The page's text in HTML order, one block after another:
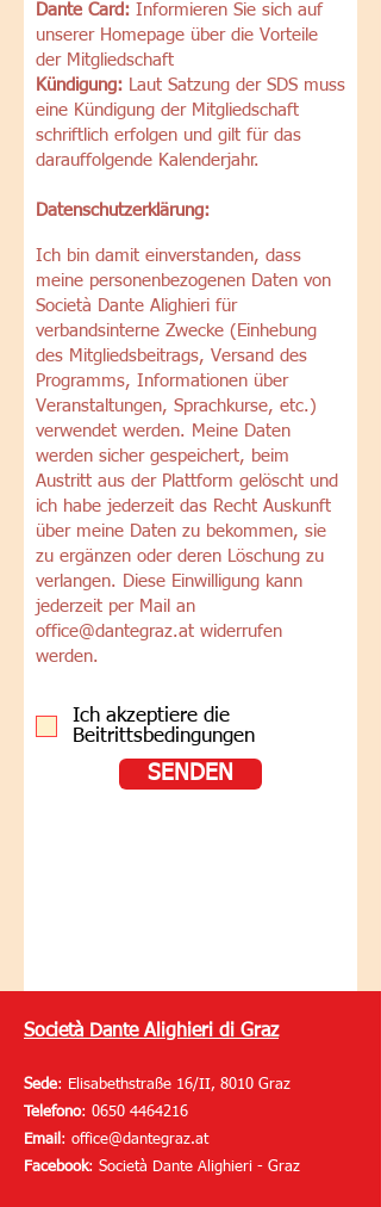
Dante Card: Informieren Sie sich auf
unserer Homepage über die Vorteile
der Mitgliedschaft
Kündigung: Laut Satzung der SDS muss
eine Kündigung der Mitgliedschaft
schriftlich erfolgen und gilt für das
darauffolgende Kalenderjahr.
Datenschutzerklärung:
Ich bin damit einverstanden, dass
meine personenbezogenen Daten von
Società Dante Alighieri für
verbandsinterne Zwecke (Einhebung
des Mitgliedsbeitrags, Versand des
Programms, Informationen über
Veranstaltungen, Sprachkurse, etc.)
verwendet werden. Meine Daten
werden sicher gespeichert, beim
Austritt aus der Plattform gelöscht und
ich habe jederzeit das Recht Auskunft
über meine Daten zu bekommen, sie
zu ergänzen oder deren Löschung zu
verlangen. Diese Einwilligung kann
jederzeit per Mail an
office@dantegraz.at widerrufen
werden.
Ich akzeptiere die
Beitrittsbedingungen
SENDEN
Società Dante Alighieri di Graz
Sede: Elisabethstraße 16/II, 8010 Graz
Telefono: 0650 4464216
Email : office@dantegraz.at
Facebook: Società Dante Alighieri - Graz